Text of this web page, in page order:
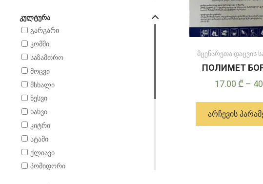
ᲙᲣᲚᲢᲣᲠᲐ
გარგარი
კომში
საზამთრო
მოცვი
მსხალი
ნესვი
ხახვი
კიტრი
ატამი
ქლიავი
პომიდორი
მცენარეთა დაცვის
ПОЛИМЕТ
17.00 ₾ –
ᲐᲠᲩᲔᲕᲘᲡ